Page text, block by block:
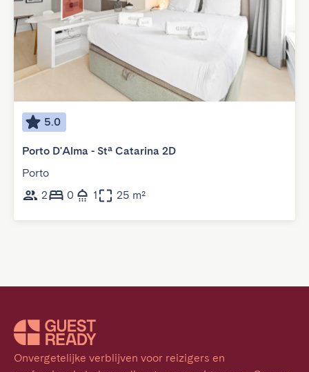
5.0
Porto D'Alma - Stª Catarina 2D
Porto
2
0 1 25 m²
Onvergetelijke verblijven voor reizigers en